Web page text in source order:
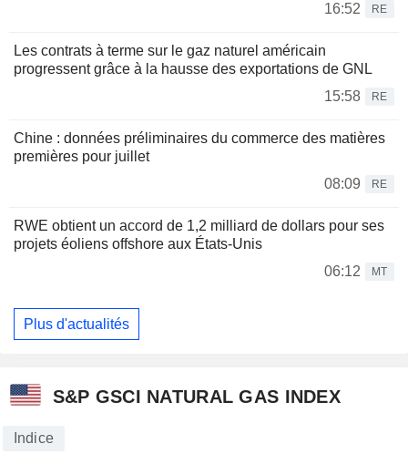
16:52
RE
Les contrats à terme sur le gaz naturel américain
progressent grâce à la hausse des exportations de GNL
15:58
RE
Chine : données préliminaires du commerce des matières
premières pour juillet
08:09
RE
RWE obtient un accord de 1,2 milliard de dollars pour ses
projets éoliens offshore aux États-Unis
06:12
MT
Plus d'actualités
S&P GSCI NATURAL GAS INDEX
Indice